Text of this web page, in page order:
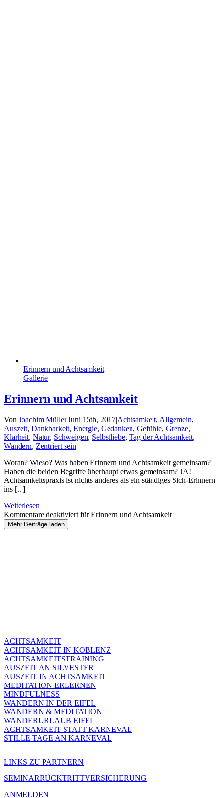
Erinnern und Achtsamkeit
Gallerie
Erinnern und Achtsamkeit
Von Joachim Müller|Juni 15th, 2017|Achtsamkeit, Allgemein,
Auszeit, Dankbarkeit, Energie, Gedanken, Gefühle, Grenze,
Klarheit, Natur, Schweigen, Selbstliebe, Tag der Achtsamkeit,
Wandern, Zentriert sein|
Woran? Wieso? Was haben Erinnern und Achtsamkeit gemeinsam?
Haben die beiden Begriffe überhaupt etwas gemeinsam? JA!
Achtsamkeitspraxis ist nichts anderes als ein ständiges Sich-Erinnern
ins [...]
Weiterlesen
Kommentare deaktiviert für Erinnern und Achtsamkeit
Mehr Beiträge laden
ACHTSAMKEIT
ACHTSAMKEIT IN KOBLENZ
ACHTSAMKEITSTRAINING
AUSZEIT AN SILVESTER
AUSZEIT IN ACHTSAMKEIT
MEDITATION ERLERNEN
MINDFULNESS
WANDERN IN DER EIFEL
WANDERN & MEDITATION
WANDERURLAUB EIFEL
ACHTSAMKEIT STATT KARNEVAL
STILLE TAGE AN KARNEVAL
LINKS ZU PARTNERN
SEMINARRÜCKTRITTVERSICHERUNG
ANMELDEN